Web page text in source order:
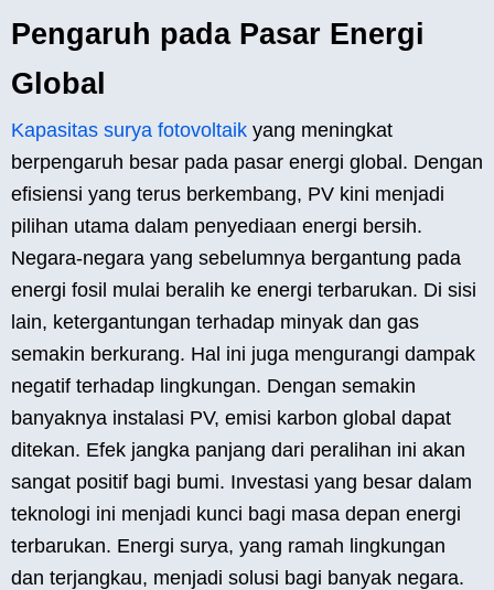
Pengaruh pada Pasar Energi
Global
Kapasitas surya fotovoltaik yang meningkat
berpengaruh besar pada pasar energi global. Dengan
efisiensi yang terus berkembang, PV kini menjadi
pilihan utama dalam penyediaan energi bersih.
Negara-negara yang sebelumnya bergantung pada
energi fosil mulai beralih ke energi terbarukan. Di sisi
lain, ketergantungan terhadap minyak dan gas
semakin berkurang. Hal ini juga mengurangi dampak
negatif terhadap lingkungan. Dengan semakin
banyaknya instalasi PV, emisi karbon global dapat
ditekan. Efek jangka panjang dari peralihan ini akan
sangat positif bagi bumi. Investasi yang besar dalam
teknologi ini menjadi kunci bagi masa depan energi
terbarukan. Energi surya, yang ramah lingkungan
dan terjangkau, menjadi solusi bagi banyak negara.